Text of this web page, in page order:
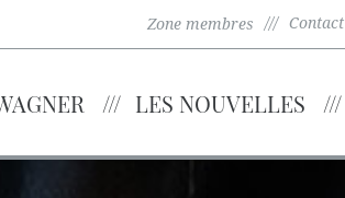
Zone membres Contact
LES NOUVELLES